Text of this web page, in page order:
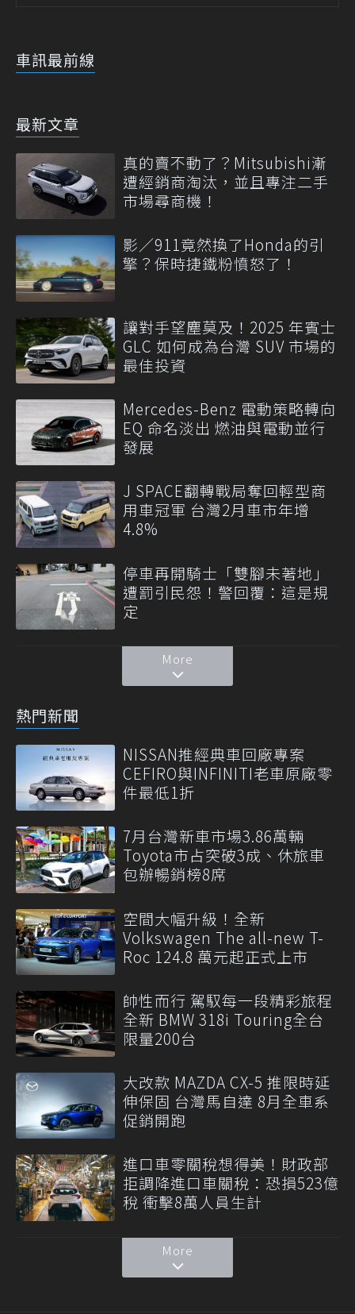
車訊最前線
最新文章
真的賣不動了？Mitsubishi漸
遭經銷商淘汰，並且專注二手
市場尋商機！
影／911竟然換了Honda的引
擎？保時捷鐵粉憤怒了！
讓對手望塵莫及！2025 年賓士
GLC 如何成為台灣 SUV 市場的
最佳投資
Mercedes-Benz 電動策略轉向
EQ 命名淡出 燃油與電動並行
發展
J SPACE翻轉戰局奪回輕型商
用車冠軍 台灣2月車市年增
4.8%
停車再開騎士「雙腳未著地」
遭罰引民怨！警回覆：這是規
定
More
熱門新聞
NISSAN推經典車回廠專案
CEFIRO與INFINITI老車原廠零
件最低1折
7月台灣新車市場3.86萬輛
Toyota市占突破3成、休旅車
包辦暢銷榜8席
空間大幅升級！全新
Volkswagen The all-new T-
Roc 124.8 萬元起正式上市
帥性而行 駕馭每一段精彩旅程
全新 BMW 318i Touring全台
限量200台
大改款 MAZDA CX-5 推限時延
伸保固 台灣馬自達 8月全車系
促銷開跑
進口車零關稅想得美！財政部
拒調降進口車關稅：恐損523億
稅 衝擊8萬人員生計
More